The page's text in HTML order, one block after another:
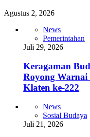
Agustus 2, 2026
News
Pemerintahan
Juli 29, 2026
Keragaman
Royong
Klaten ke-222
News
Sosial Budaya
Juli 21, 2026